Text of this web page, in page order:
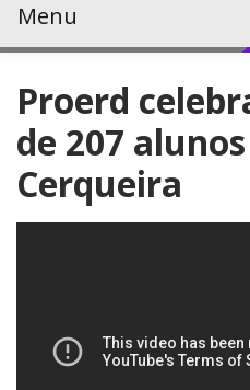
Menu
Proerd
de 207
Cerqueira